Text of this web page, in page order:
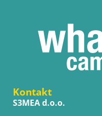
Kontakt
S3MEA d.o.o.